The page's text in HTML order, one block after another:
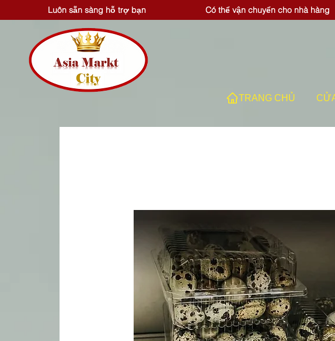
Luôn sẵn sàng hỗ trợ bạn Có thể vận chuyển cho nhà hàng
TRANG CHỦ